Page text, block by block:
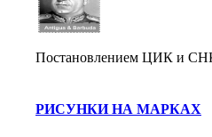
Постановлением ЦИК и СНК
РИСУНКИ НА МАРКАХ